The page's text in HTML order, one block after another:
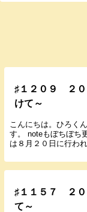
♯１２０９ ２０
けて～
こんにちは。ひろく
す。 noteもぼちぼ
は８月２０日に行わ
♯１１５７ ２
て～